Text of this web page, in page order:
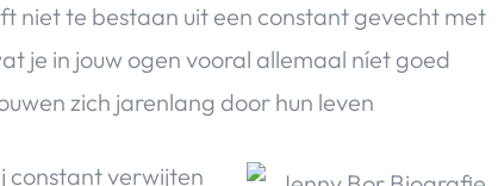
niet te bestaan uit een constant gevecht met
je in jouw ogen vooral allemaal níet goed
zich jarenlang door hun leven
constant verwijten